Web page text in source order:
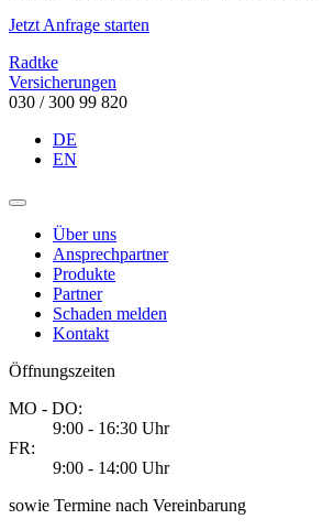
Jetzt Anfrage starten
Radtke
Versicherungen
030 / 300 99 820
DE
EN
Über uns
Ansprechpartner
Produkte
Partner
Schaden melden
Kontakt
Öffnungszeiten
MO - DO:
9:00 - 16:30 Uhr
FR:
9:00 - 14:00 Uhr
sowie Termine nach Vereinbarung